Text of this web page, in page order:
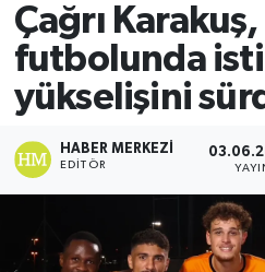
Çağrı
futbolunda
yükselişini
HABER MERKEZI
EDITÖR